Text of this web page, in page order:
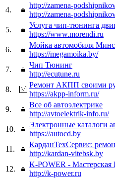
4.
http://zamena-
http://zamena-
5.
Услуга чип-тюнинга
https://www.morendi.ru
6.
Мойка автомобиля
https://megamoika.by/
7.
Чип Тюнинг
http://ecutune.ru
8.
Ремонт АКПП своими
https://akpp-inform.ru/
9.
Все об автоэлектрике
http://avtoelektrik-info.ru/
10.
Электронные каталоги
https://autocd.by
11.
КарданТехСервис:
http://kardan-vitebsk.by
12.
K-POWER - Мастерская
http://k-power.ru